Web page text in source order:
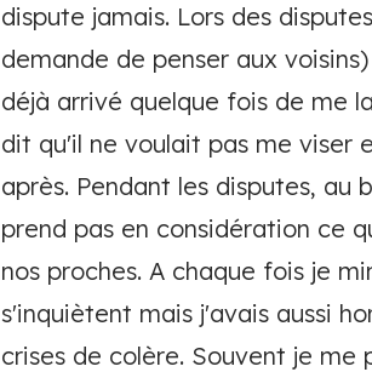
dispute jamais. Lors des
demande de penser aux
déjà arrivé quelque fois de me
dit qu'il ne voulait pas me viser
après. Pendant les disputes, au
prend pas en considération ce
nos proches. A chaque fois je
s'inquiètent mais j'avais aussi
crises de colère. Souvent je me